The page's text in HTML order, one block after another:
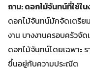
ถาม: ดอกไม้จันทน์ที่ใช้ใ
ดอกไม้จันทน์มักจัดเตรีย
งาน บางงานครอบครัวจั
ดอกไม้จันทน์โดยเฉพาะ
ขึ้นอยู่กับความประณีต